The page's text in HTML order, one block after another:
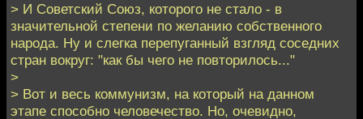
> И Советский Союз, которого не стало - в
значительной степени по желанию собственного
народа. Ну и слегка перепуганный взгляд соседних
стран вокруг: "как бы чего не повторилось..."
>
> Вот и весь коммунизм, на который на данном
этапе способно человечество. Но, очевидно,